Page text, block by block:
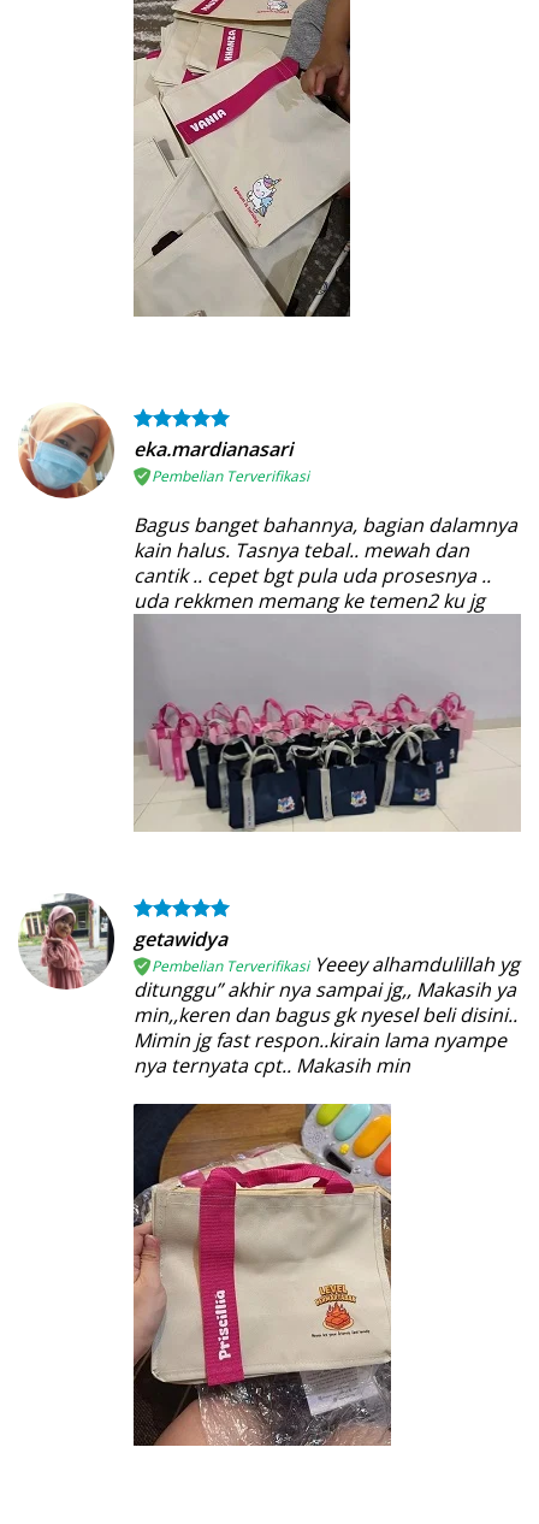
eka.mardianasari
Pembelian Terverifikasi
Bagus banget bahannya, bagian dalamnya
kain halus. Tasnya tebal.. mewah dan
cantik .. cepet bgt pula uda prosesnya ..
uda rekkmen memang ke temen2 ku jg
getawidya
Pembelian TerverifikasiYeeey alhamdulillah yg
ditunggu” akhir nya sampai jg,, Makasih ya
min,,keren dan bagus gk nyesel beli disini..
Mimin jg fast respon..kirain lama nyampe
nya ternyata cpt.. Makasih min